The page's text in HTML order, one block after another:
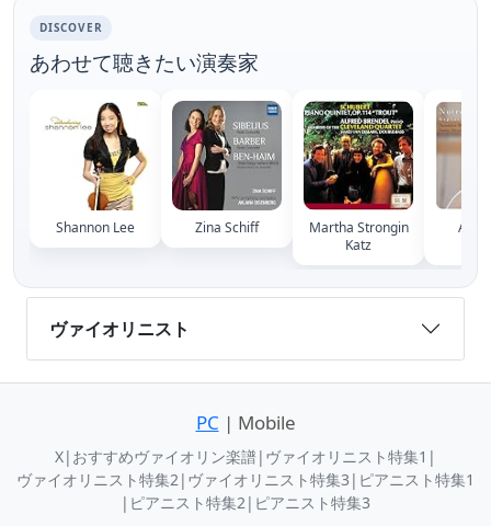
DISCOVER
あわせて聴きたい演奏家
Shannon Lee Zina Schiff
Martha Strongin
Katz
ヴァイオリニスト
PC | Mobile
X| おすすめヴァイオリン楽譜| ヴァイオリニスト特集1 |
ヴァイオリニスト特集2| ヴァイオリニスト特集3 | ピアニスト特集1
| ピアニスト特集2| ピアニスト特集3